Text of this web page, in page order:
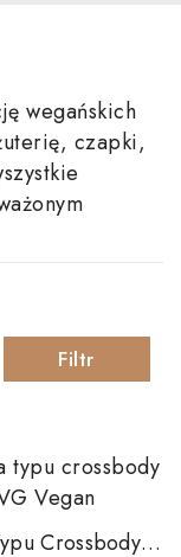
wegańskich
czapki,
Filtr
Crossbody